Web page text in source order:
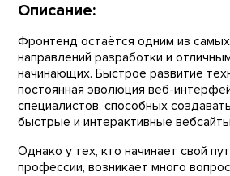
Описание:
Фронтенд остаётся одним из
направлений разработки и
начинающих. Быстрое развитие
постоянная эволюция веб-
специалистов, способных
быстрые и интерактивные
Однако у тех, кто начинает свой
профессии, возникает много